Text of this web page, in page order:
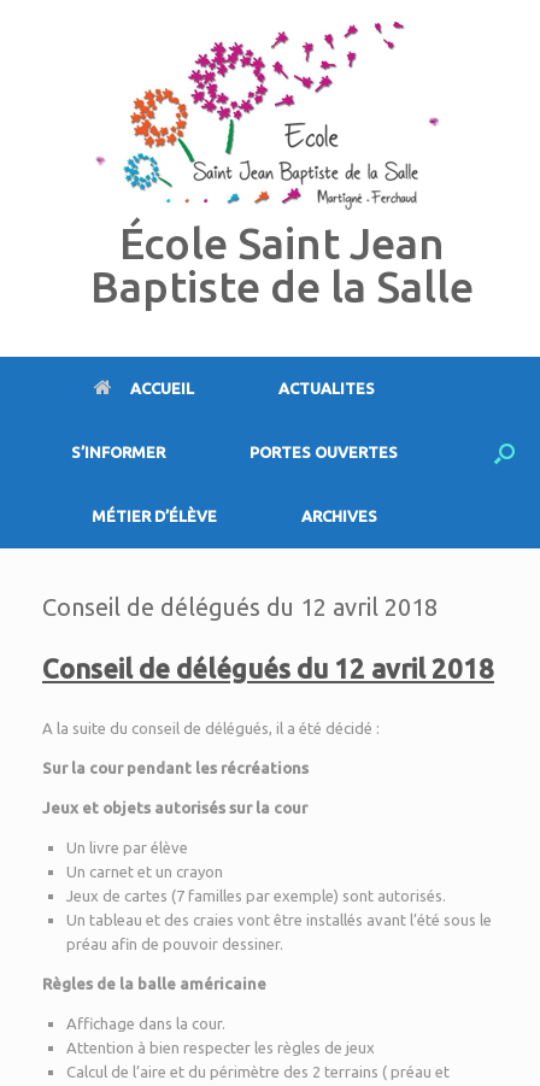
École Saint Jean
Baptiste de la Salle
ACCUEIL ACTUALITES
S’INFORMER PORTES OUVERTES
MÉTIER D’ÉLÈVE ARCHIVES
Conseil de délégués du 12 avril 2018
Conseil de délégués du 12 avril 2018
A la suite du conseil de délégués, il a été décidé :
Sur la cour pendant les récréations
Jeux et objets autorisés sur la cour
Un livre par élève
Un carnet et un crayon
Jeux de cartes (7 familles par exemple) sont autorisés.
Un tableau et des craies vont être installés avant l’été sous le
préau afin de pouvoir dessiner.
Règles de la balle américaine
Affichage dans la cour.
Attention à bien respecter les règles de jeux
Calcul de l’aire et du périmètre des 2 terrains ( préau et